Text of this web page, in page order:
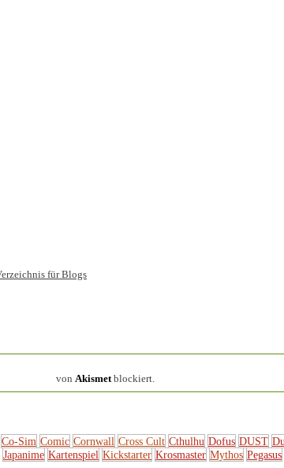
von Akismetblockiert.
Co-Sim Comic Cornwall Cross Cult Cthulhu Dofus DUST
Japanime Kartenspiel Kickstarter Krosmaster Mythos Pegasus